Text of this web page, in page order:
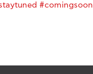
#comingsoon